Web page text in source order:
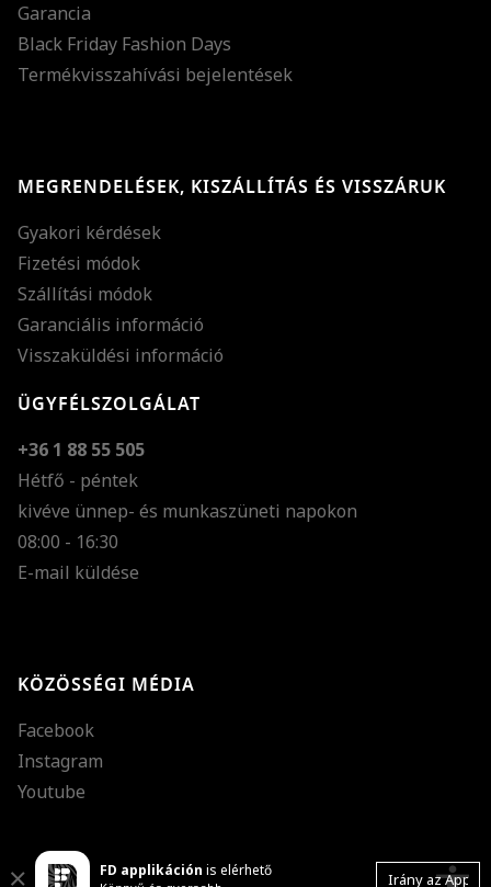
Garancia
Black Friday Fashion Days
Termékvisszahívási bejelentések
MEGRENDELÉSEK, KISZÁLLÍTÁS ÉS VISSZÁRUK
Gyakori kérdések
Fizetési módok
Szállítási módok
Garanciális információ
Visszaküldési információ
ÜGYFÉLSZOLGÁLAT
+36 1 88 55 505
Hétfő - péntek
kivéve ünnep- és munkaszüneti napokon
08:00 - 16:30
E-mail küldése
KÖZÖSSÉGI MÉDIA
Facebook
Instagram
Youtube
FD applikáción is elérhető Irány az App
Close Nagy kurzor